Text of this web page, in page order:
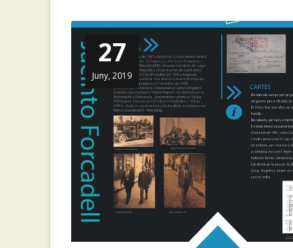
27
Juny, 2019